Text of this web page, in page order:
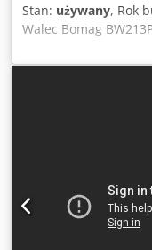
Stan: używany, Rok
Walec Bomag
pracy! ----*
produkcji: 2012 *
Masa robocza:
WhatsApp Wszelkie
pomyłki i